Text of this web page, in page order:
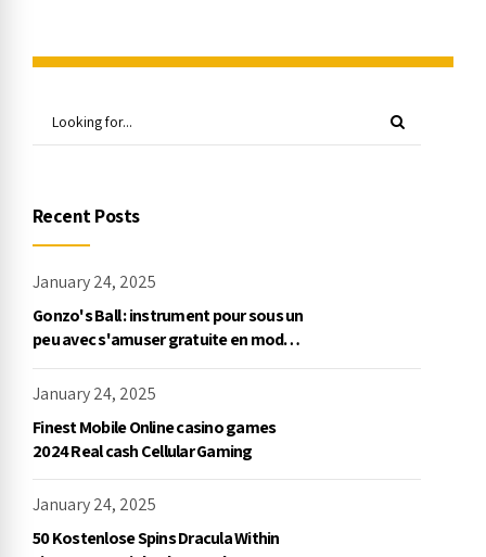
Recent Posts
January 24, 2025
Gonzo's Ball : instrument pour sous un
peu avec s'amuser gratuite en mode
démo, NetEnt
January 24, 2025
Finest Mobile Online casino games
2024 Real cash Cellular Gaming
January 24, 2025
50 Kostenlose Spins Dracula Within